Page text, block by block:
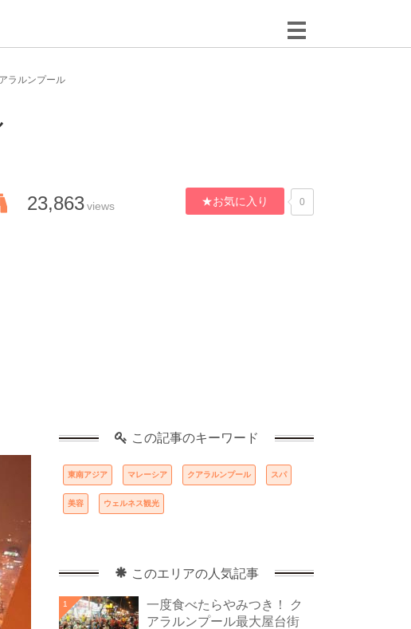
ラルンプール
23,863views ★お気に入り 0
この記事のキーワード
東南アジア マレーシア クアラルンプール スパ
美容 ウェルネス観光
このエリアの人気記事
1
一度食べたらやみつき！ ク
アラルンプール最大屋台街